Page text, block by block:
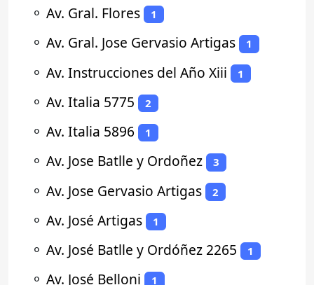
⚬ Av. Gral. Flores 1
⚬ Av. Gral. Jose Gervasio Artigas 1
⚬ Av. Instrucciones del Año Xiii 1
⚬ Av. Italia 5775 2
⚬ Av. Italia 5896 1
⚬ Av. Jose Batlle y Ordoñez 3
⚬ Av. Jose Gervasio Artigas 2
⚬ Av. José Artigas 1
⚬ Av. José Batlle y Ordóñez 2265 1
⚬ Av. José Belloni 1